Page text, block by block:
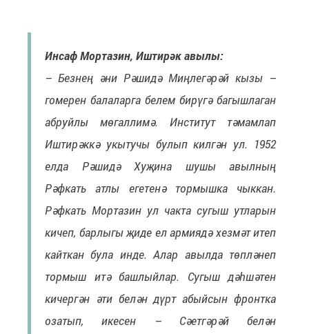
Инсаф Мортазин, Иштирәк авылы:
– Безнең әни Рәшидә Миңлегәрәй кызы –
гомерен балаларга белем бирүгә багышлаган
абруйлы мөгаллимә. Институт тәмамлап
Иштирәккә укытучы булып килгән ул. 1952
елда Рәшидә Хуҗина шушы авылның
Рәфкать атлы егетенә тормышка чыккан.
Рәфкать Мортазин ул чакта сугыш утларын
кичеп, барлыгы җиде ел армиядә хезмәт итеп
кайткан була инде. Алар авылда төпләнеп
тормыш итә башлыйлар. Сугыш дәһшәтен
кичергән әти белән дүрт абыйсын фронтка
озатып, икесен – Сәетгәрәй белән